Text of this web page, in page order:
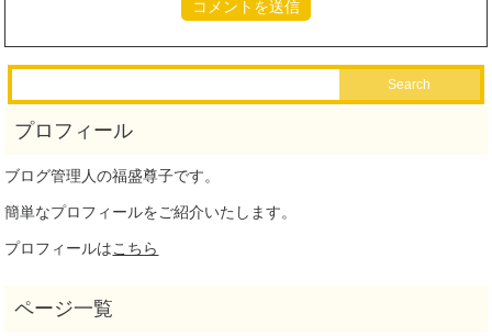
ブログ管理人の福盛尊子です。
簡単なプロフィールをご紹介いたします。
プロフィールはこちら